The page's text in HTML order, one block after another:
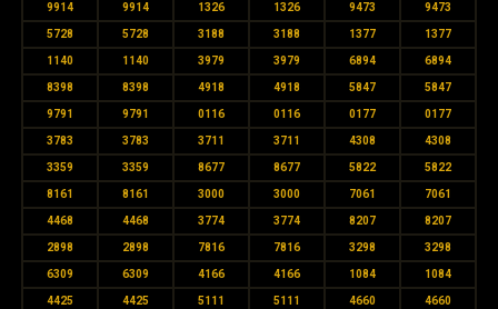
9914 9914 1326 1326 9473 9473
5728 5728 3188 3188 1377 1377
1140 1140 3979 3979 6894 6894
8398 8398 4918 4918 5847 5847
9791 9791 0116 0116 0177 0177
3783 3783 3711 3711 4308 4308
3359 3359 8677 8677 5822 5822
8161 8161 3000 3000 7061 7061
4468 4468 3774 3774 8207 8207
2898 2898 7816 7816 3298 3298
6309 6309 4166 4166 1084 1084
4425 4425 5111 5111 4660 4660